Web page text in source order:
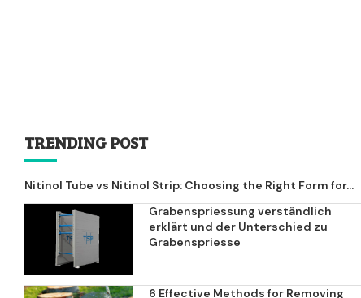
TRENDING POST
Nitinol Tube vs Nitinol Strip: Choosing the Right Form for...
Grabenspriessung verständlich
erklärt und der Unterschied zu
Grabenspriesse
6 Effective Methods for Removing